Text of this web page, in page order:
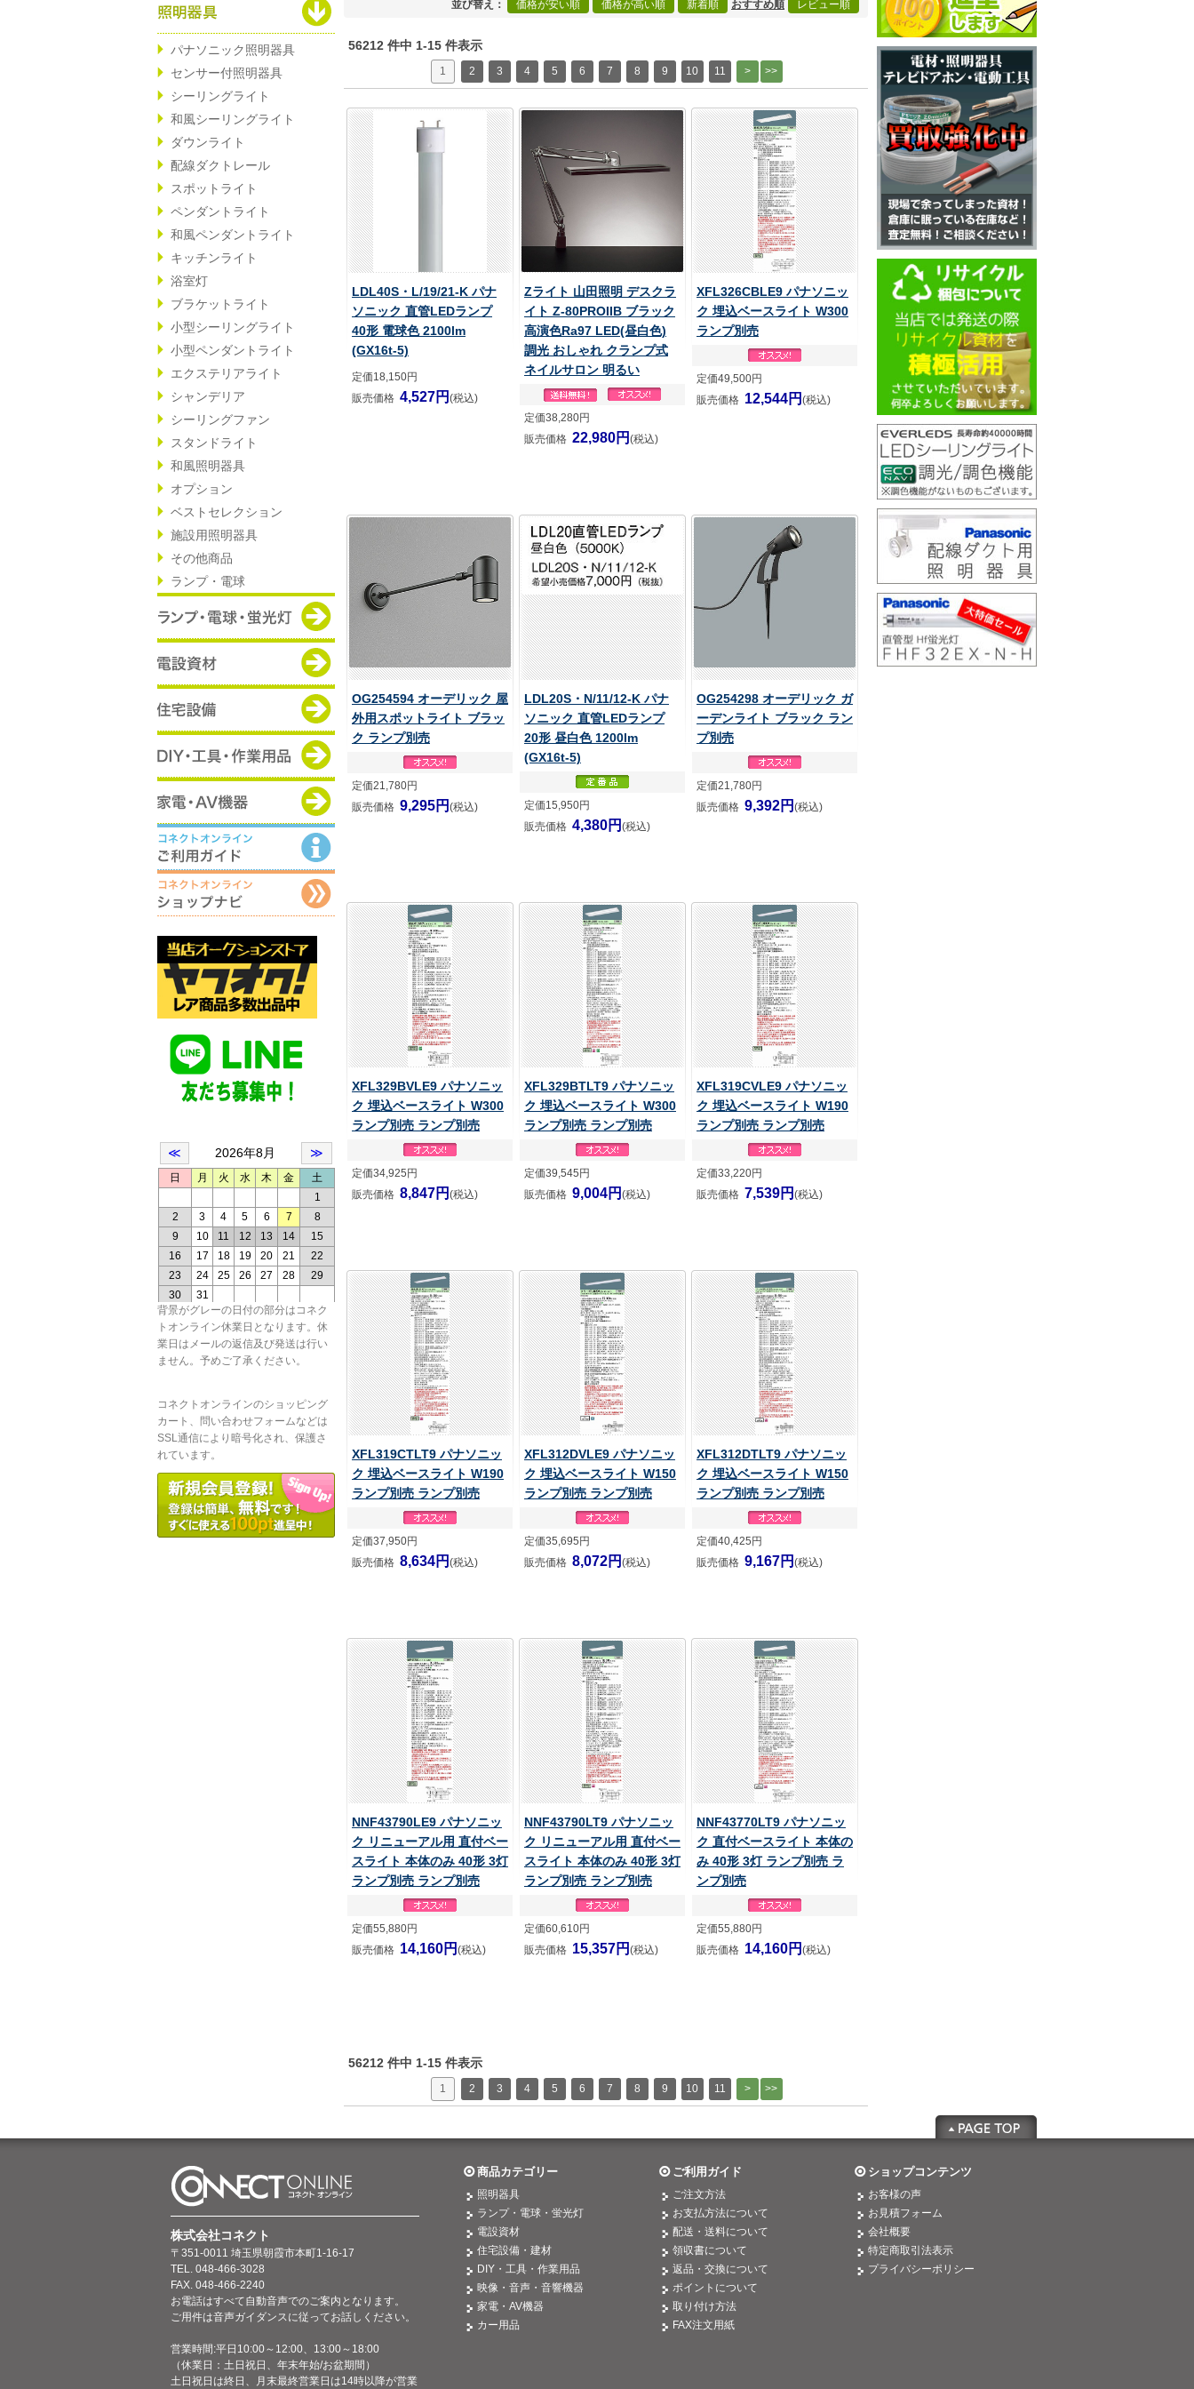
パナソニック照明器具
センサー付照明器具
シーリングライト
和風シーリングライト
ダウンライト
配線ダクトレール
スポットライト
ペンダントライト
和風ペンダントライト
キッチンライト
浴室灯
ブラケットライト
小型シーリングライト
小型ペンダントライト
エクステリアライト
シャンデリア
シーリングファン
スタンドライト
和風照明器具
オプション
ベストセレクション
施設用照明器具
その他商品
ランプ・電球
背景がグレーの日付の部分はコネク
トオンライン休業日となります。休
業日はメールの返信及び発送は行い
ません。予めご了承ください。
コネクトオンラインのショッピング
カート、問い合わせフォームなどは
SSL通信により暗号化され、保護さ
れています。
並び替え 価格が安い順 価格が高い順 新着順 おすすめ順 レビュー順
56212 件中 1-15 件表示
1 2 3 4 5 6 7 8 9 10 11
LDL40S・L/19/21-K パナ
ソニック 直管LEDランプ
40形 電球色 2100lm
(GX16t-5)
定価18,150円
販売価格 4,527円 (税込)
Zライト 山田照明 デスクラ
イト Z-80PROIIB ブラック
高演色Ra97 LED(昼白色)
調光 おしゃれ クランプ式
ネイルサロン 明るい
定価38,280円
販売価格 22,980円 (税込)
XFL326CBLE9 パナソニッ
ク 埋込ベースライト W300
ランプ別売
定価49,500円
販売価格 12,544円 (税込)
OG254594 オーデリック 屋
外用スポットライト ブラッ
ク ランプ別売
定価21,780円
販売価格 9,295円 (税込)
LDL20S・N/11/12-K パナ
ソニック 直管LEDランプ
20形 昼白色 1200lm
(GX16t-5)
定価15,950円
販売価格 4,380円 (税込)
OG254298 オーデリック ガ
ーデンライト ブラック ラン
プ別売
定価21,780円
販売価格 9,392円 (税込)
XFL329BVLE9 パナソニッ
ク 埋込ベースライト W300
ランプ別売 ランプ別売
定価34,925円
販売価格 8,847円 (税込)
XFL329BTLT9 パナソニッ
ク 埋込ベースライト W300
ランプ別売 ランプ別売
定価39,545円
販売価格 9,004円 (税込)
XFL319CVLE9 パナソニッ
ク 埋込ベースライト W190
ランプ別売 ランプ別売
定価33,220円
販売価格 7,539円 (税込)
XFL319CTLT9 パナソニッ
ク 埋込ベースライト W190
ランプ別売 ランプ別売
定価37,950円
販売価格 8,634円 (税込)
XFL312DVLE9 パナソニッ
ク 埋込ベースライト W150
ランプ別売 ランプ別売
定価35,695円
販売価格 8,072円 (税込)
XFL312DTLT9 パナソニッ
ク 埋込ベースライト W150
ランプ別売 ランプ別売
定価40,425円
販売価格 9,167円 (税込)
NNF43790LE9 パナソニッ
ク リニューアル用 直付ベー
スライト 本体のみ 40形 3灯
ランプ別売 ランプ別売
定価55,880円
販売価格 14,160円 (税込)
NNF43790LT9 パナソニッ
ク リニューアル用 直付ベー
スライト 本体のみ 40形 3灯
ランプ別売 ランプ別売
定価60,610円
販売価格 15,357円 (税込)
NNF43770LT9 パナソニッ
ク 直付ベースライト 本体の
み 40形 3灯 ランプ別売 ラ
ンプ別売
定価55,880円
販売価格 14,160円 (税込)
56212 件中 1-15 件表示
1 2 3 4 5 6 7 8 9 10 11
株式会社コネクト
〒351-0011 埼玉県朝霞市本町1-16-17
TEL. 048-466-3028
FAX. 048-466-2240
お電話はすべて自動音声でのご案内となります。
ご用件は音声ガイダンスに従ってお話しください。
営業時間:平日10:00～12:00、13:00～18:00
（休業日：土日祝日、年末年始/お盆期間）
土日祝日は終日、月末最終営業日は14時以降が営業
商品カテゴリー
照明器具
ランプ・電球・蛍光灯
電設資材
住宅設備・建材
DIY・工具・作業用品
映像・音声・音響機器
家電・AV機器
カー用品
ご利用ガイド
ご注文方法
お支払方法について
配送・送料について
領収書について
返品・交換について
ポイントについて
取り付け方法
FAX注文用紙
ショップコンテンツ
お客様の声
お見積フォーム
会社概要
特定商取引法表示
プライバシーポリシー